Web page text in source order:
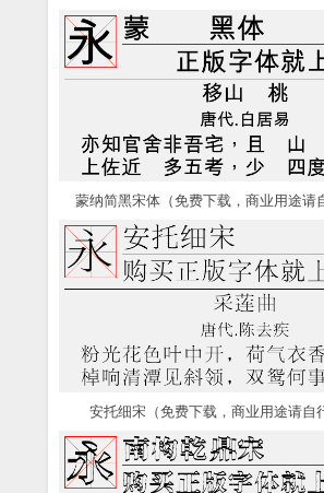
蒙纳简黑宋体（免费下载，商业用途请
安托细宋（免费下载，商业用途请自